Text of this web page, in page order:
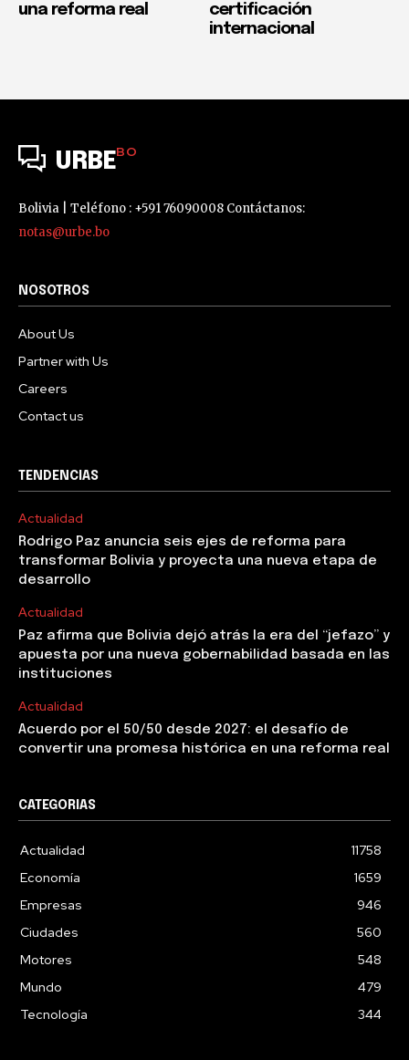
una reforma real
certificación
internacional
URBEBO
Bolivia | Teléfono : +591 76090008 Contáctanos:
notas@urbe.bo
NOSOTROS
About Us
Partner with Us
Careers
Contact us
TENDENCIAS
Actualidad
Rodrigo Paz anuncia seis ejes de reforma para
transformar Bolivia y proyecta una nueva etapa de
desarrollo
Actualidad
Paz afirma que Bolivia dejó atrás la era del “jefazo” y
apuesta por una nueva gobernabilidad basada en las
instituciones
Actualidad
Acuerdo por el 50/50 desde 2027: el desafío de
convertir una promesa histórica en una reforma real
CATEGORIAS
Actualidad
11758
Economía
1659
Empresas
946
Ciudades
560
Motores
548
Mundo
479
Tecnología
344